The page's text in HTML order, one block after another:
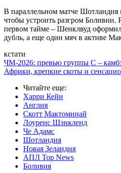
В параллельном матче Шотландия
чтобы устроить разгром Боливии.
первом тайме – Шенклвуд
дубль, а еще один мяч в активе
кстати
ЧМ-2026: превью группы C –
Африки, крепкие скоты и
Читайте еще:
Харри Кейн
Англия
Скотт Мактоминай
Лоуренс Шэнкленд
Че Адамс
Шотландия
Новая Зеландия
АПЛ Top News
Боливия